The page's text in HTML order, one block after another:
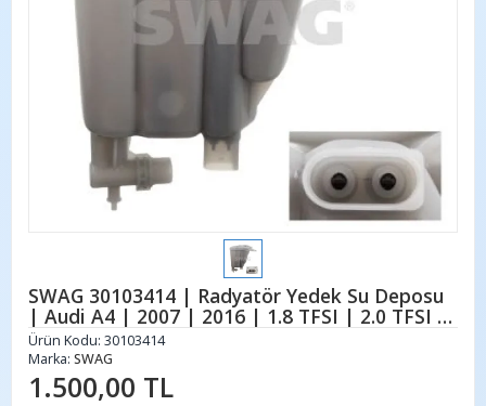
SWAG 30103414 | Radyatör Yedek Su Deposu
| Audi A4 | 2007 | 2016 | 1.8 TFSI | 2.0 TFSI |
2.0 TDI
Ürün Kodu: 30103414
Marka: SWAG
1.500,00 TL